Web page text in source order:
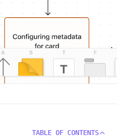
TABLE OF CONTENTS